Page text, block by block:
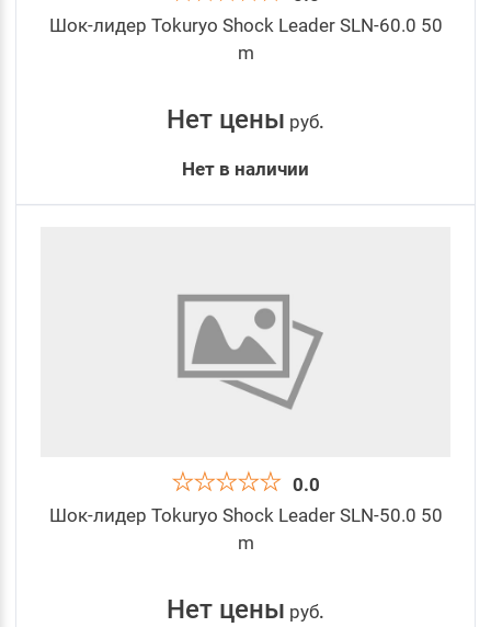
Шок-лидер Tokuryo Shock Leader SLN-60.0 50
m
Нет цены руб.
Нет в наличии
0.0
Шок-лидер Tokuryo Shock Leader SLN-50.0 50
m
Нет цены руб.